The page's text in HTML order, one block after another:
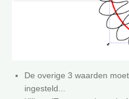
De overige 3 waarden
ingesteld...